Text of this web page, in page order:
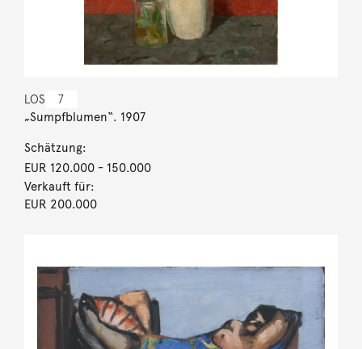
LOS 7
„Sumpfblumen“. 1907
Schätzung:
EUR 120.000- 150.000
Verkauft für:
EUR 200.000